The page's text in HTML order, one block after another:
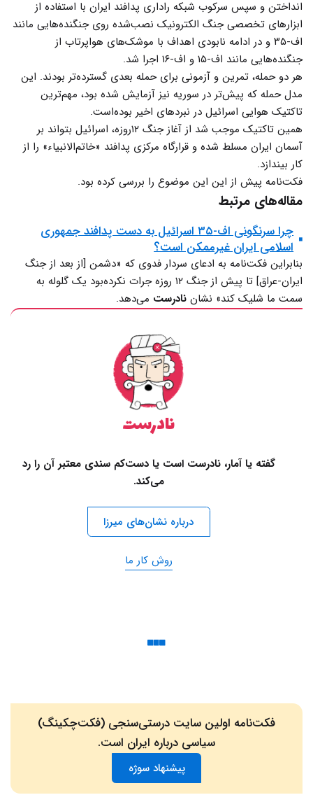
انداختن و سپس سرکوب شبکه راداری پدافند ایران با استفاده از
ابزارهای تخصصی جنگ الکترونیک نصب‌شده روی جنگنده‌هایی مانند
اف-۳۵ و در ادامه نابودی اهداف با موشک‌های هواپرتاب از
جنگنده‌هایی مانند اف-۱۵ و اف-۱۶ اجرا شد.
هر دو حمله، تمرین و آزمونی برای حمله بعدی گسترده‌تر بودند. این
مدل حمله که پیش‌تر در سوریه نیز آزمایش شده بود، مهم‌ترین
تاکتیک هوایی اسرائیل در نبردهای اخیر بوده‌است.
همین تاکتیک موجب شد از آغاز جنگ ۱۲روزه، اسرائیل بتواند بر
آسمان ایران مسلط شده و قرارگاه مرکزی پدافند «خاتم‌الانبیاء» را از
کار بیندازد.
فکت‌نامه پیش از این این موضوع را بررسی کرده بود.
مقاله‌های مرتبط
چرا سرنگونی اف-۳۵ اسرائیل به دست پدافند جمهوری
اسلامی ایران غیرممکن است؟
بنابراین فکت‌نامه به ادعای سردار فدوی که «دشمن [از بعد از جنگ
ایران-عراق] تا پیش از جنگ ۱۲ روزه جرات نکرده‌بود یک گلوله به
سمت ما شلیک کند» نشان نادرست می‌‌دهد.
نادرست
گفته یا آمار، نادرست است یا دست‌کم سندی معتبر آن را رد
می‌کند.
درباره نشان‌های میرزا
روش کار ما
فکت‌نامه اولین سایت درستی‌سنجی (فکت‌چکینگ)
سیاسی درباره ایران است.
پیشنهاد سوژه